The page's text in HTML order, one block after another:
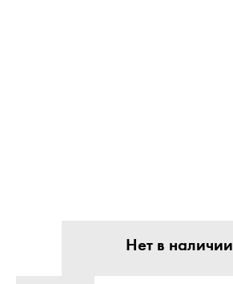
Нет в наличии